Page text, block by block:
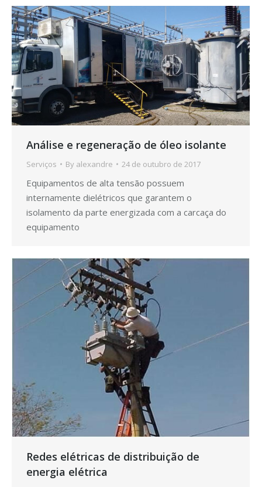
Análise e regeneração de óleo isolante
Serviços By alexandre 24 de outubro de 2017
Equipamentos de alta tensão possuem
internamente dielétricos que garantem o
isolamento da parte energizada com a carcaça do
equipamento
Redes elétricas de distribuição de
energia elétrica